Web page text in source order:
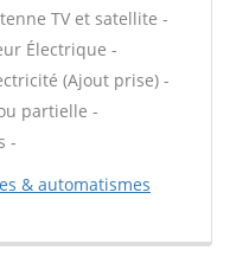
TV et satellite -
Électrique -
(Ajout prise) -
partielle -
-
& automatismes